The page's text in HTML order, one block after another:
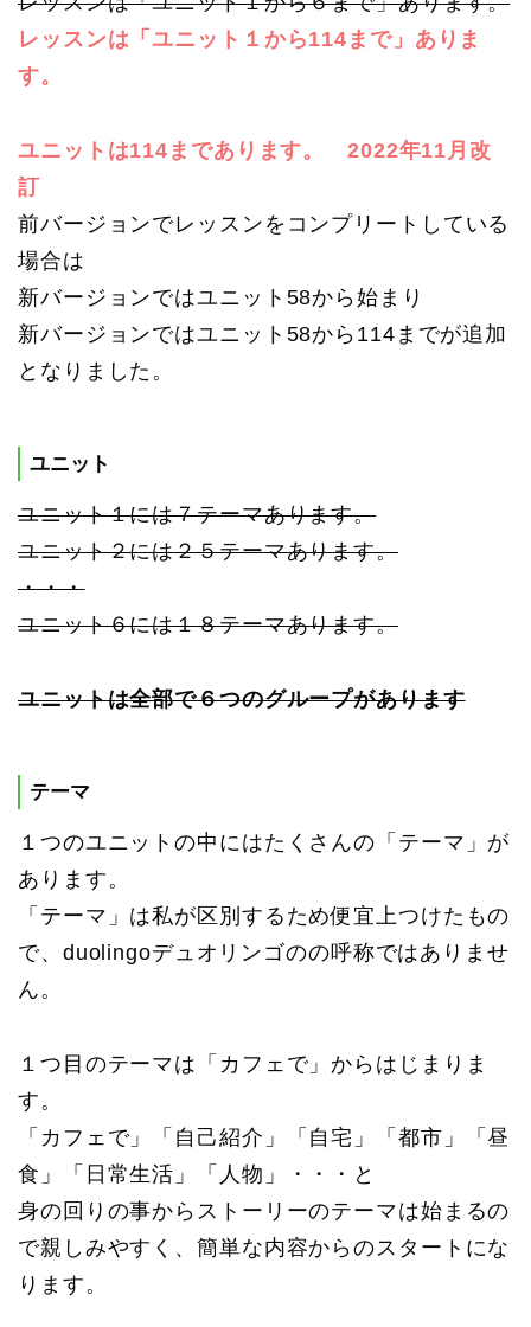
レッスンは「ユニット１から114まで」ありま
す。
ユニットは114まであります。 2022年11月改
訂
前バージョンでレッスンをコンプリートしている
場合は
新バージョンではユニット58から始まり
新バージョンではユニット58から114までが追加
となりました。
ユニット
ユニット１には７テーマあります。
ユニット２には２５テーマあります。
・・・
ユニット６には１８テーマあります。
ユニットは全部で６つのグループがあります
テーマ
１つのユニットの中にはたくさんの「テーマ」が
あります。
「テーマ」は私が区別するため便宜上つけたもの
で、duolingoデュオリンゴのの呼称ではありませ
ん。
１つ目のテーマは「カフェで」からはじまりま
す。
「カフェで」「自己紹介」「自宅」「都市」「昼
食」「日常生活」「人物」・・・と
身の回りの事からストーリーのテーマは始まるの
で親しみやすく、簡単な内容からのスタートにな
ります。